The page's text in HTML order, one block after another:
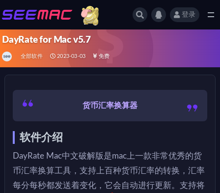
登录
DayRate for Mac v5.7
全部软件 2023-03-03 免费
货币汇率换算器
软件介绍
DayRate Mac中文破解版是mac上一款非常优秀的货
币汇率换算工具，支持上百种货币汇率的转换，汇率
每分每秒都发送着变化，它会自动进行更新。支持将